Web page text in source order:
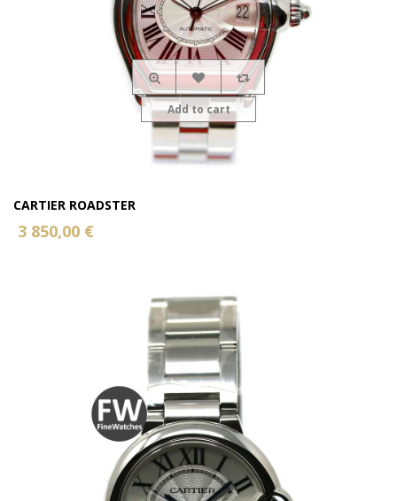
CARTIER ROADSTER
3 850,00 €
Add to cart